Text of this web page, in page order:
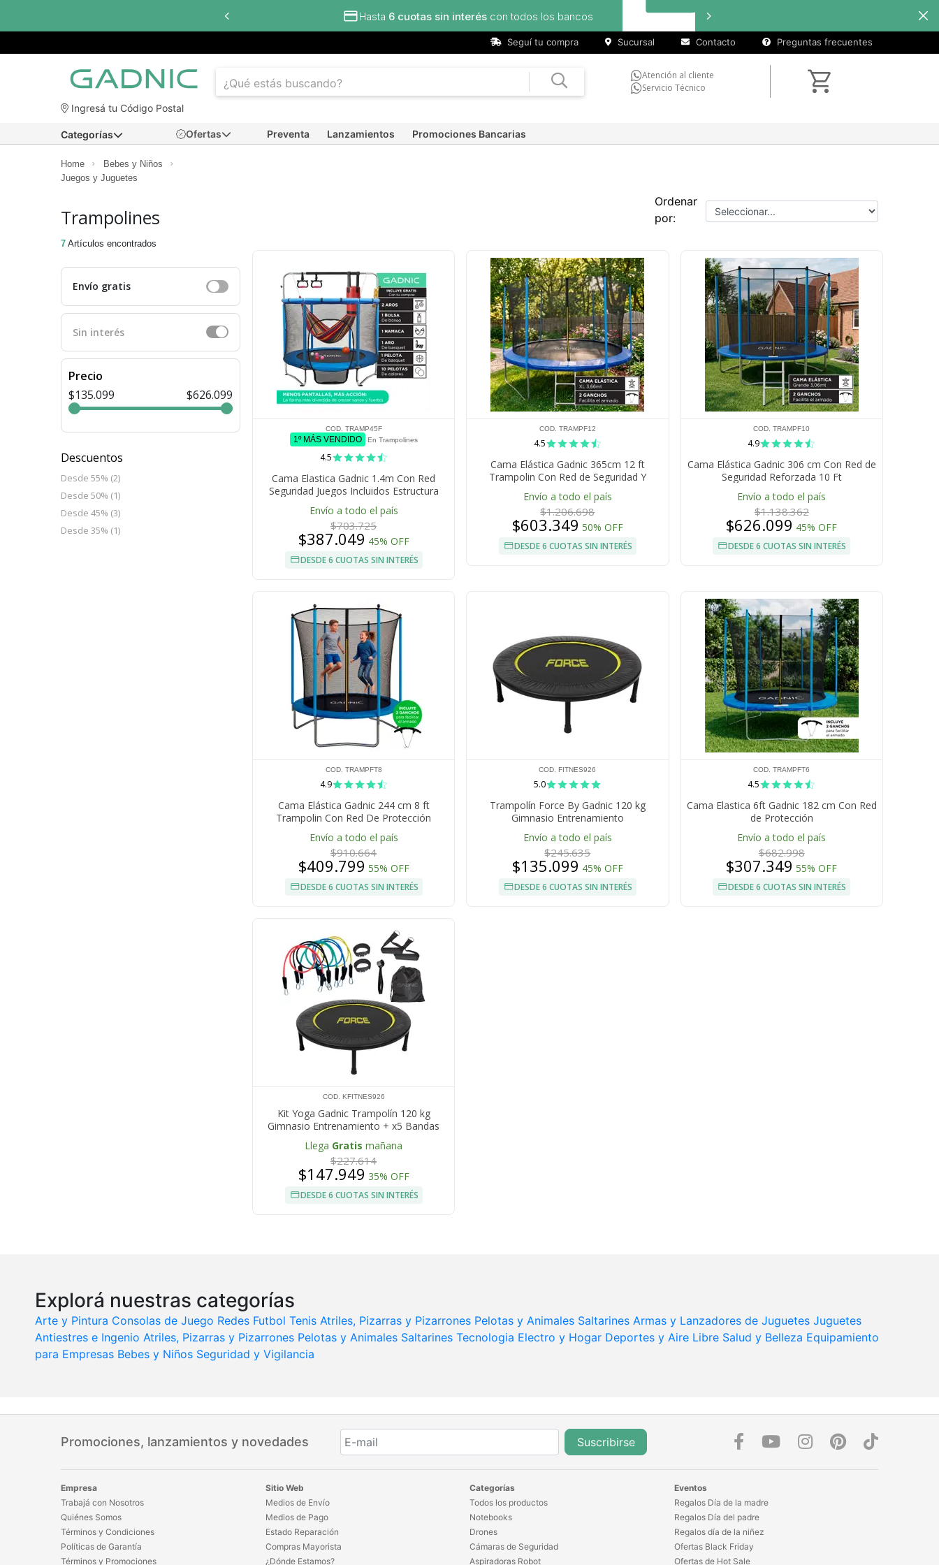
Hasta6 cuotas sin interéscon todos los bancos
Seguí tu compra Sucursal Contacto Preguntas frecuentes
Atención al cliente
Servicio Técnico
Ingresá tu Código Postal
Ofertas Preventa Lanzamientos Promociones Bancarias
Categorías
Home
Bebes y Niños
Juegos y Juguetes
Trampolines
7 Artículos encontrados
Envío gratis
Sin interés
Precio
$135.099
$626.099
Descuentos
Desde 55% (2)
Desde 50% (1)
Desde 45% (3)
Desde 35% (1)
Ordenar
por:
COD. TRAMP45F
1º MÁS VENDIDO En Trampolines
4.5
Cama Elastica Gadnic 1.4m Con Red
Seguridad Juegos Incluidos Estructura
Galvanizada Hasta 100kg Interior
Envío a todo el país
$703.725
$387.049 45% OFF
DESDE 6 CUOTAS SIN INTERÉS
COD. TRAMPF12
4.5
Cama Elástica Gadnic 365cm 12 ft
Trampolin Con Red de Seguridad Y
Escalera Estructura Acero
Envío a todo el país
$1.206.698
$603.349 50% OFF
DESDE 6 CUOTAS SIN INTERÉS
COD. TRAMPF10
4.9
Cama Elástica Gadnic 306 cm Con Red de
Seguridad Reforzada 10 Ft
Envío a todo el país
$1.138.362
$626.099 45% OFF
DESDE 6 CUOTAS SIN INTERÉS
COD. TRAMPFT8
4.9
Cama Elástica Gadnic 244 cm 8 ft
Trampolin Con Red De Protección
Estructura Acero
Envío a todo el país
$910.664
$409.799 55% OFF
DESDE 6 CUOTAS SIN INTERÉS
COD. FITNES926
5.0
Trampolín Force By Gadnic 120 kg
Gimnasio Entrenamiento
Envío a todo el país
$245.635
$135.099 45% OFF
DESDE 6 CUOTAS SIN INTERÉS
COD. TRAMPFT6
4.5
Cama Elastica 6ft Gadnic 182 cm Con Red
de Protección
Envío a todo el país
$682.998
$307.349 55% OFF
DESDE 6 CUOTAS SIN INTERÉS
COD. KFITNES926
Kit Yoga Gadnic Trampolín 120 kg
Gimnasio Entrenamiento + x5 Bandas
Elásticas
Llega Gratis mañana
$227.614
$147.949 35% OFF
DESDE 6 CUOTAS SIN INTERÉS
Explorá nuestras categorías
Arte y Pintura Consolas de Juego Redes Futbol Tenis Atriles, Pizarras y Pizarrones Pelotas y Animales Saltarines Armas y Lanzadores de Juguetes Juguetes
Antiestres e Ingenio Atriles, Pizarras y Pizarrones Pelotas y Animales Saltarines Tecnologia Electro y Hogar Deportes y Aire Libre Salud y Belleza Equipamiento
para Empresas Bebes y Niños Seguridad y Vigilancia
Promociones, lanzamientos y novedades Suscribirse
Empresa
Trabajá con Nosotros
Quiénes Somos
Términos y Condiciones
Políticas de Garantía
Términos y Promociones
Sitio Web
Medios de Envío
Medios de Pago
Estado Reparación
Compras Mayorista
¿Dónde Estamos?
Categorías
Todos los productos
Notebooks
Drones
Cámaras de Seguridad
Aspiradoras Robot
Eventos
Regalos Día de la madre
Regalos Día del padre
Regalos día de la niñez
Ofertas Black Friday
Ofertas de Hot Sale